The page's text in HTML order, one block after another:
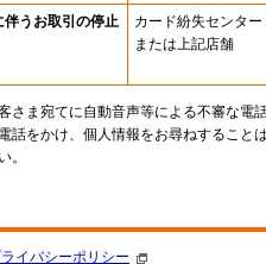
うお取引の停止 カード紛失センター
または上記店舗
さま宛てに自動音声等による不審な電
話をかけ、個人情報をお尋ねすることは
。
イバシーポリシー